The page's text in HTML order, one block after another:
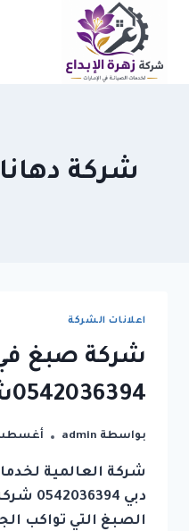
التجاوز
المحتوى
شركة
اعلانات الشركة
شركة صبغ
0542036394شركة العالمية
بواسطة admin أغسطس 25,
شركة العالمية
دبي
الصبغ التي تواكب